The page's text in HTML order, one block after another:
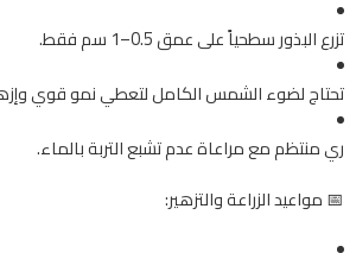
تزرع البذور سطحياً على عمق 0.5–1 سم فقط.
تحتاج لضوء الشمس الكامل لتعطي نمو قوي
ري منتظم مع مراعاة عدم تشبع التربة بالماء.
📅 مواعيد الزراعة والتزهير: